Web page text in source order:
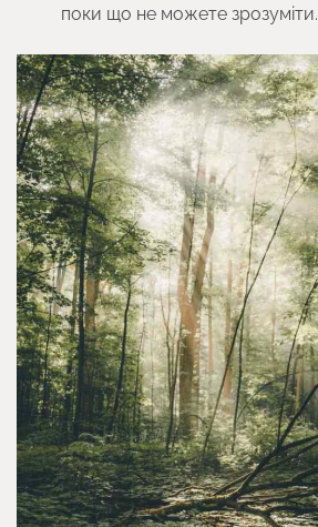
поки що не можете зрозуміти.